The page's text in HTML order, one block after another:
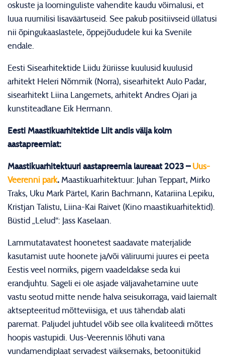
oskuste ja loominguliste vahendite kaudu võimalusi, et
luua ruumilisi lisaväärtuseid. See pakub positiivseid üllatusi
nii õpingukaaslastele, õppejõududele kui ka Svenile
endale.
Eesti Sisearhitektide Liidu žüriisse kuulusid kuulusid
arhitekt Heleri Nõmmik (Norra), sisearhitekt Aulo Padar,
sisearhitekt Liina Langemets, arhitekt Andres Ojari ja
kunstiteadlane Eik Hermann.
Eesti Maastikuarhitektide Liit andis välja kolm
aastapreemiat:
Maastikuarhitektuuri aastapreemia laureaat 2023 – Uus-
Veerenni park. Maastikuarhitektuur: Juhan Teppart, Mirko
Traks, Uku Mark Pärtel, Karin Bachmann, Katariina Lepiku,
Kristjan Talistu, Liina-Kai Raivet (Kino maastikuarhitektid).
Büstid „Lelud“: Jass Kaselaan.
Lammutatavatest hoonetest saadavate materjalide
kasutamist uute hoonete ja/või väliruumi juures ei peeta
Eestis veel normiks, pigem vaadeldakse seda kui
erandjuhtu. Sageli ei ole asjade väljavahetamine uute
vastu seotud mitte nende halva seisukorraga, vaid laiemalt
aktsepteeritud mõtteviisiga, et uus tähendab alati
paremat. Paljudel juhtudel võib see olla kvaliteedi mõttes
hoopis vastupidi. Uus-Veerennis lõhuti vana
vundamendiplaat servadest väiksemaks, betoonitükid